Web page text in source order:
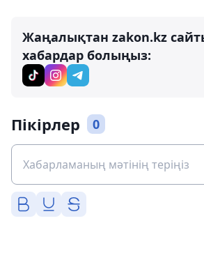
Жаңалықтан zakon.kz
хабардар болыңыз:
Пікірлер 0